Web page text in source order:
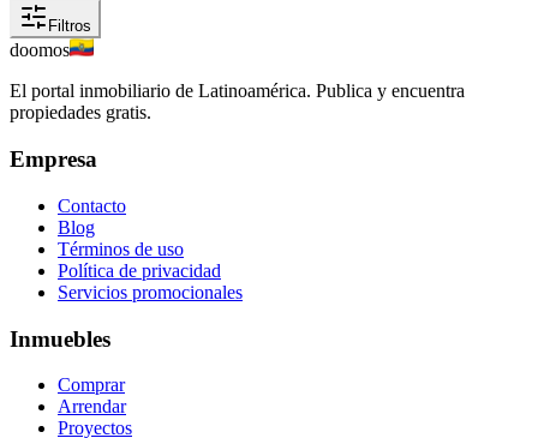
Filtros
doomos
El portal inmobiliario de Latinoamérica. Publica y encuentra
propiedades gratis.
Empresa
Contacto
Blog
Términos de uso
Política de privacidad
Servicios promocionales
Inmuebles
Comprar
Arrendar
Proyectos